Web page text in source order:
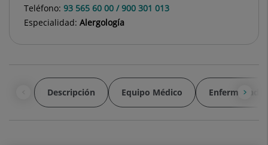
Teléfono: 93 565 60 00 / 900 301 013
Especialidad: Alergología
Descripción Equipo Médico Enfermedades